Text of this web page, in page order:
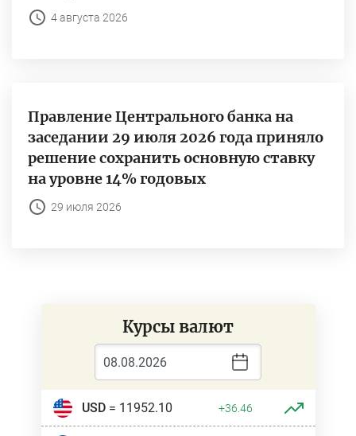
4 августа 2026
Правление Центрального банка на
заседании 29 июля 2026 года приняло
решение сохранить основную ставку
на уровне 14% годовых
29 июля 2026
Курсы валют
USD= 11952.10 +36.46